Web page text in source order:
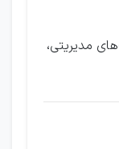
مدیریتی،